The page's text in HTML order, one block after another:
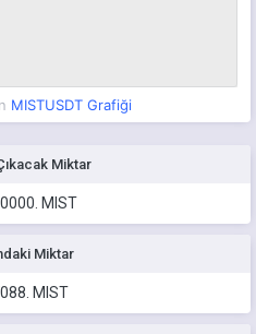
MISTUSDT Grafiği
Miktar
MIST
Miktar
MIST